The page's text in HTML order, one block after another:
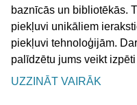
baznīcās un bibliotēkās.
piekļuvi unikāliem
piekļuvi tehnoloģijām.
palīdzētu jums veikt
UZZINĀT VAIRĀK